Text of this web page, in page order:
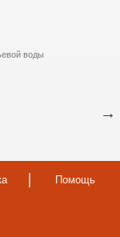
воды
Помощь